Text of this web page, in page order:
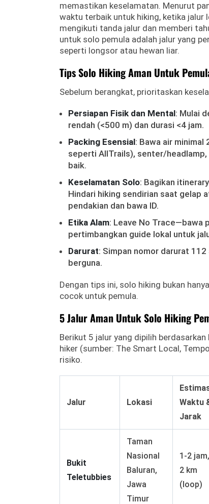
memastikan keselamatan. Menurut
waktu terbaik untuk hiking, ketika jalur
mengikuti tanda jalur dan memberi
untuk solo pemula adalah jalur yang
seperti longsor atau hewan liar.
Tips Solo Hiking Aman Untuk
Sebelum berangkat, prioritaskan
Persiapan Fisik dan Mental: Mulai
rendah (<500 m) dan durasi <4 jam.
Packing Esensial: Bawa air
seperti AllTrails), senter/headlamp,
baik.
Keselamatan Solo: Bagikan
Hindari hiking sendirian saat gelap
pendakian dan bawa ID.
Etika Alam: Leave No Trace—bawa
pertimbangkan guide lokal untuk
Darurat: Simpan nomor darurat
berguna.
Dengan tips ini, solo hiking bukan
cocok untuk pemula.
5 Jalur Aman Untuk Solo Hiking
Berikut 5 jalur yang dipilih
hiker (sumber: The Smart Local,
risiko.
Jalur Lokasi
Waktu
Jarak
Bukit
Teletubbies
Taman
Nasional
Baluran,
Jawa
Timur
1-2 jam,
2 km
(loop)